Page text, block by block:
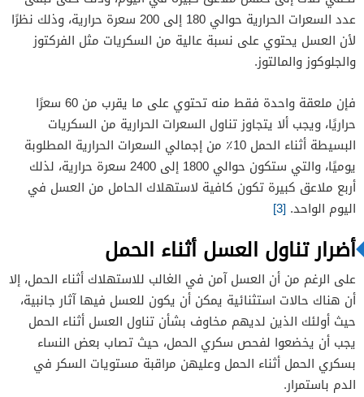
عدد السعرات الحرارية حوالي 180 إلى 200 سعرة حرارية، وذلك نظرًا
لأن العسل يحتوي على نسبة عالية من السكريات مثل الفركتوز
والجلوكوز والمالتوز.
فإن ملعقة واحدة فقط منه تحتوي على ما يقرب من 60 سعرًا
حراريًا، ويجب ألا يتجاوز تناول السعرات الحرارية من السكريات
البسيطة أثناء الحمل 10٪؜ من إجمالي السعرات الحرارية المطلوبة
يوميًا، والتي ستكون حوالي 1800 إلى 2400 سعرة حرارية، لذلك
أربع ملاعق كبيرة تكون كافية لاستهلاك الحامل من العسل في
اليوم الواحد. [3]
أضرار تناول العسل أثناء الحمل
على الرغم من أن العسل آمن في الغالب للاستهلاك أثناء الحمل، إلا
أن هناك حالات استثنائية يمكن أن يكون للعسل فيها آثار جانبية،
حيث أولئك الذين لديهم مخاوف بشأن تناول العسل أثناء الحمل
يجب أن يخضعوا لفحص سكري الحمل، حيث تصاب بعض النساء
بسكري الحمل أثناء الحمل وعليهن مراقبة مستويات السكر في
الدم باستمرار.